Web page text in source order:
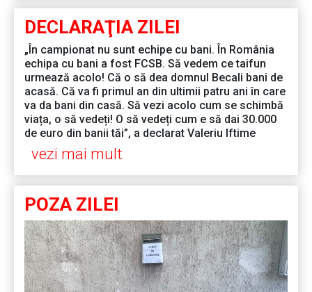
DECLARAŢIA ZILEI
„În campionat nu sunt echipe cu bani. În România
echipa cu bani a fost FCSB. Să vedem ce taifun
urmează acolo! Că o să dea domnul Becali bani de
acasă. Că va fi primul an din ultimii patru ani în care
va da bani din casă. Să vezi acolo cum se schimbă
viața, o să vedeți! O să vedeți cum e să dai 30.000
de euro din banii tăi”, a declarat Valeriu Iftime
vezi mai mult
POZA ZILEI